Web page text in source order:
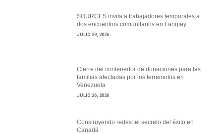
SOURCES invita a trabajadores temporales a
dos encuentros comunitarios en Langley
JULIO 29, 2026
Cierre del contenedor de donaciones para las
familias afectadas por los terremotos en
Venezuela
JULIO 26, 2026
Construyendo redes: el secreto del éxito en
Canadá